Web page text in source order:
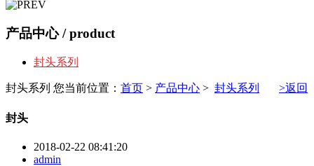
产品中心/ product
封头系列
封头系列 您当前位置： 首页 > 产品中心 > 封头系列 >返回
封头
2018-02-22 08:41:20
admin